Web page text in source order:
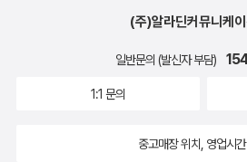
(주)알라딘커뮤니케
일반문의 (발신자 부담)
1:1 문의
중고매장 위치, 영업시